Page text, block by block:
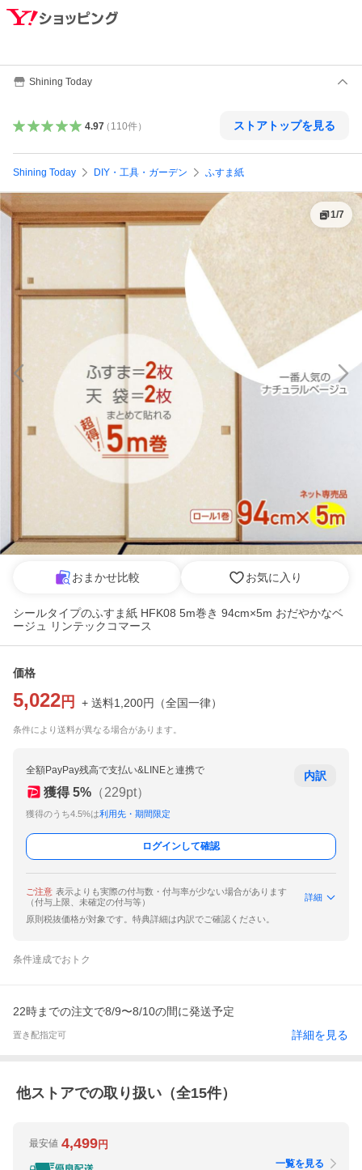
Shining Today
4.97（ 110件） ストアトップを見る
Shining Today DIY・工具・ガーデン ふすま紙
1/7
おまかせ比較 お気に入り
シールタイプのふすま紙 HFK08 5m巻き 94cm×5m おだやかなベ
ージュ リンテックコマース
価格
5,022 円 + 送料1,200円 （全国一律）
条件により送料が異なる場合があります。
全額PayPay残高で支払い&LINEと連携で
獲得 5% （229pt）
獲得のうち4.5%は利用先・期間限定
内訳
ログインして確認
ご注意 表示よりも実際の付与数・付与率が少ない場合があります
（付与上限、未確定の付与等）
詳細
原則税抜価格が対象です。特典詳細は内訳でご確認ください。
条件達成でおトク
22時までの注文で8/9〜8/10の間に発送予定
置き配指定可 詳細を見る
他ストアでの取り扱い（全15件）
最安値 4,499円
一覧を見る